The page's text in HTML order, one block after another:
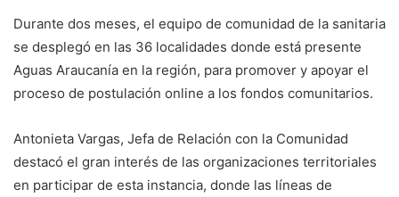
Durante dos meses, el equipo de comunidad de la sanitaria
se desplegó en las 36 localidades donde está presente
Aguas Araucanía en la región, para promover y apoyar el
proceso de postulación online a los fondos comunitarios.
Antonieta Vargas, Jefa de Relación con la Comunidad
destacó el gran interés de las organizaciones territoriales
en participar de esta instancia, donde las líneas de